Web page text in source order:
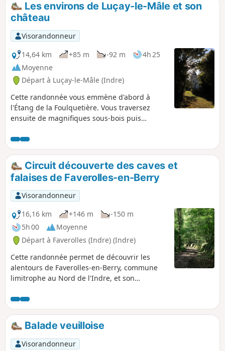
p
Les environs de Luçay-le-Mâle et son
château
Visorandonneur
14,64 km
+85 m -92 m
4h 25
Moyenne
Départ à Luçay-le-Mâle (Indre)
Cette randonnée vous emmène d'abord à
l'Étang de la Foulquetière. Vous traversez
ensuite de magnifiques sous-bois puis
des petites routes campagnards. Vous
découvrez alors son patrimoine, et
notamment son château (privé). Certaines
portions suivent le parcours du sentier
découverte Benjamin Rabier.
Circuit découverte des caves et
falaises de Faverolles-en-Berry
Visorandonneur
16,16 km
+146 m
-150 m
5h 00
Moyenne
Départ à Faverolles (Indre) (Indre)
Cette randonnée permet de découvrir les
alentours de Faverolles-en-Berry, commune
limitrophe au Nord de l'Indre, et son
et caves troglodytes ainsi que les "falaises" et
carrières de tuffeau.
Balade veuilloise
Visorandonneur